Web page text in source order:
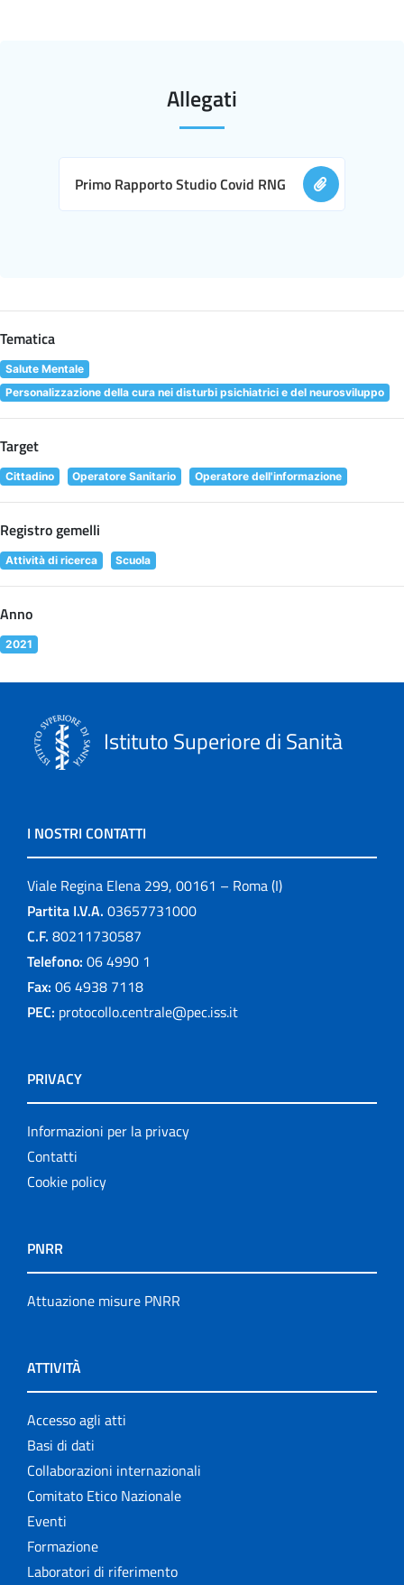
Allegati
Primo Rapporto Studio Covid RNG
Tematica
Salute Mentale
Personalizzazione della cura nei disturbi psichiatrici e del neurosviluppo
Target
Cittadino Operatore Sanitario Operatore dell'informazione
Registro gemelli
Attività di ricerca Scuola
Anno
2021
Istituto Superiore di Sanità
I NOSTRI CONTATTI
Viale Regina Elena 299, 00161 – Roma (I)
Partita I.V.A. 03657731000
C.F. 80211730587
Telefono: 06 4990 1
Fax: 06 4938 7118
PEC: protocollo.centrale@pec.iss.it
PRIVACY
Informazioni per la privacy
Contatti
Cookie policy
PNRR
Attuazione misure PNRR
ATTIVITÀ
Accesso agli atti
Basi di dati
Collaborazioni internazionali
Comitato Etico Nazionale
Eventi
Formazione
Laboratori di riferimento